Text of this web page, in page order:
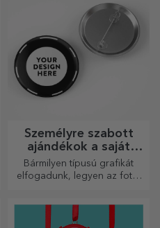
lila csapat
együttműködésével.
Személyre szabott
ajándékok a saját
grafikáiddal
Bármilyen típusú grafikát
elfogadunk, legyen az fotó,
kívánt ajándékot!